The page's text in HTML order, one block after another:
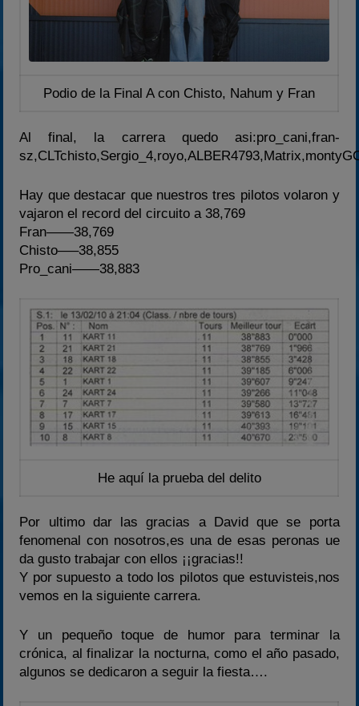
Podio de la Final A con Chisto, Nahum y Fran
Al final, la carrera quedo asi:pro_cani,fran-
Hay que destacar que nuestros tres pilotos volaron y
vajaron el record del circuito a 38,769
Fran——38,769
Chisto—–38,855
Pro_cani——38,883
He aquí la prueba del delito
Por ultimo dar las gracias a David que se porta
fenomenal con nosotros,es una de esas peronas ue
da gusto trabajar con ellos ¡¡gracias!!
Y por supuesto a todo los pilotos que estuvisteis,nos
vemos en la siguiente carrera.
Y un pequeño toque de humor para terminar la
crónica, al finalizar la nocturna, como el año pasado,
algunos se dedicaron a seguir la fiesta….